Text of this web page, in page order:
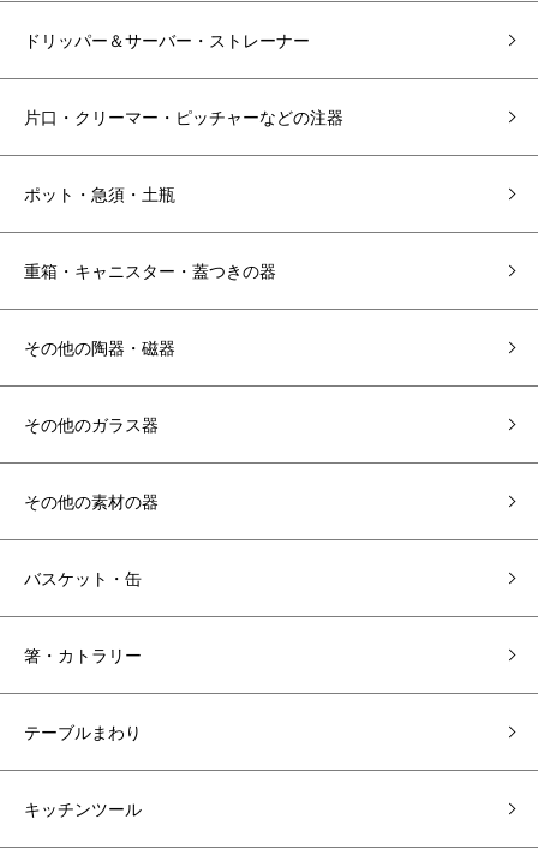
ドリッパー＆サーバー・ストレーナー
片口・クリーマー・ピッチャーなどの注器
ポット・急須・土瓶
重箱・キャニスター・蓋つきの器
その他の陶器・磁器
その他のガラス器
その他の素材の器
バスケット・缶
箸・カトラリー
テーブルまわり
キッチンツール